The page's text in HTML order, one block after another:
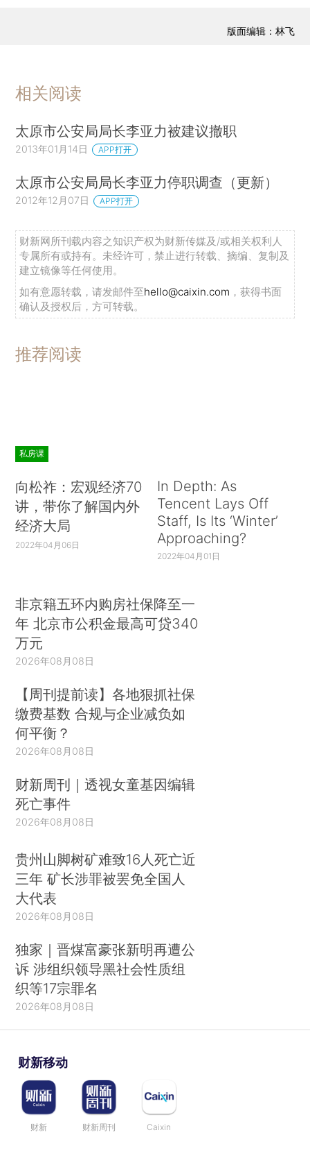
版面编辑：林飞
相关阅读
太原市公安局局长李亚力被建议撤职
2013年01月14日 APP打开
太原市公安局局长李亚力停职调查（更新）
2012年12月07日 APP打开
财新网所刊载内容之知识产权为财新传媒及/或相关权利人
专属所有或持有。未经许可，禁止进行转载、摘编、复制及
建立镜像等任何使用。
如有意愿转载，请发邮件至hello@caixin.com ，获得书面
确认及授权后，方可转载。
推荐阅读
私房课
向松祚：宏观经济70
讲，带你了解国内外
经济大局
2022年04月06日
In Depth: As
Tencent Lays Off
Staff, Is Its ‘Winter’
Approaching?
2022年04月01日
非京籍五环内购房社保降至一
年 北京市公积金最高可贷340
万元
2026年08月08日
【周刊提前读】各地狠抓社保
缴费基数 合规与企业减负如
何平衡？
2026年08月08日
财新周刊｜透视女童基因编辑
死亡事件
2026年08月08日
贵州山脚树矿难致16人死亡近
三年 矿长涉罪被罢免全国人
大代表
2026年08月08日
独家｜晋煤富豪张新明再遭公
诉 涉组织领导黑社会性质组
织等17宗罪名
2026年08月08日
财新移动
财新 财新周刊 Caixin